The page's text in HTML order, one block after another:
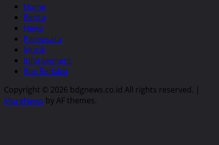
Home
Berita
News
Pariwisata
Musik
Infotainment
Box Redaksi
Copyright © 2026 bdgnews.co.id All rights reserved. |
MoreNews by AF themes.